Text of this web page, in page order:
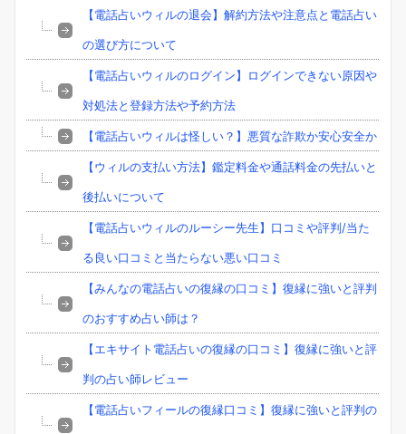
【電話占いウィルの退会】解約方法や注意点と電話占い
の選び方について
【電話占いウィルのログイン】ログインできない原因や
対処法と登録方法や予約方法
【電話占いウィルは怪しい？】悪質な詐欺か安心安全か
【ウィルの支払い方法】鑑定料金や通話料金の先払いと
後払いについて
【電話占いウィルのルーシー先生】口コミや評判/当た
る良い口コミと当たらない悪い口コミ
【みんなの電話占いの復縁の口コミ】復縁に強いと評判
のおすすめ占い師は？
【エキサイト電話占いの復縁の口コミ】復縁に強いと評
判の占い師レビュー
【電話占いフィールの復縁口コミ】復縁に強いと評判の